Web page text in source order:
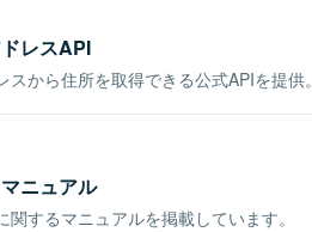
レスAPI
から住所を取得できる公式APIを提供。
ニュアル
するマニュアルを掲載しています。